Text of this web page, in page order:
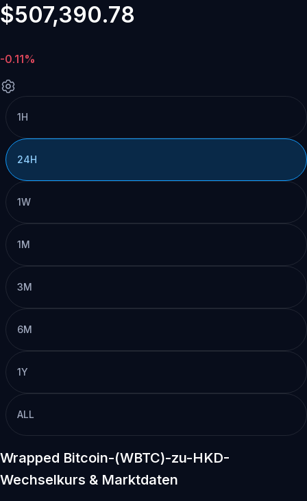
$507,390.78
-0.11%
1H
24H
1W
1M
3M
6M
1Y
ALL
Wrapped Bitcoin-(WBTC)-zu-HKD-
Wechselkurs & Marktdaten